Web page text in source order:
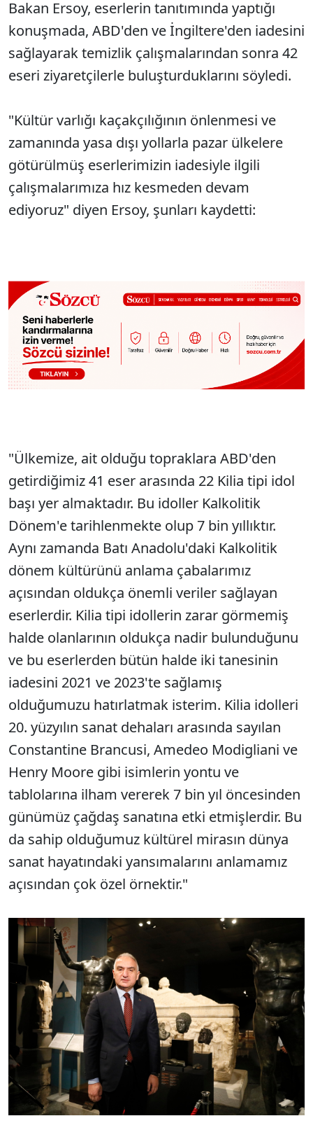
Bakan Ersoy, eserlerin tanıtımında yaptığı
konuşmada, ABD'den ve İngiltere'den iadesini
sağlayarak temizlik çalışmalarından sonra 42
eseri ziyaretçilerle buluşturduklarını söyledi.
"Kültür varlığı kaçakçılığının önlenmesi ve
zamanında yasa dışı yollarla pazar ülkelere
götürülmüş eserlerimizin iadesiyle ilgili
çalışmalarımıza hız kesmeden devam
ediyoruz" diyen Ersoy, şunları kaydetti:
"Ülkemize, ait olduğu topraklara ABD'den
getirdiğimiz 41 eser arasında 22 Kilia tipi idol
başı yer almaktadır. Bu idoller Kalkolitik
Dönem'e tarihlenmekte olup 7 bin yıllıktır.
Aynı zamanda Batı Anadolu'daki Kalkolitik
dönem kültürünü anlama çabalarımız
açısından oldukça önemli veriler sağlayan
eserlerdir. Kilia tipi idollerin zarar görmemiş
halde olanlarının oldukça nadir bulunduğunu
ve bu eserlerden bütün halde iki tanesinin
iadesini 2021 ve 2023'te sağlamış
olduğumuzu hatırlatmak isterim. Kilia idolleri
20. yüzyılın sanat dehaları arasında sayılan
Constantine Brancusi, Amedeo Modigliani ve
Henry Moore gibi isimlerin yontu ve
tablolarına ilham vererek 7 bin yıl öncesinden
günümüz çağdaş sanatına etki etmişlerdir. Bu
da sahip olduğumuz kültürel mirasın dünya
sanat hayatındaki yansımalarını anlamamız
açısından çok özel örnektir."